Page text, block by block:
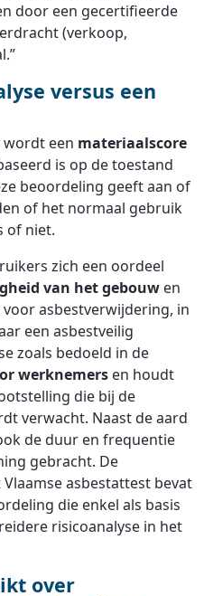
door een gecertifieerde
(verkoop,
versus een
wordt een materiaalscore
is op de toestand
beoordeling geeft aan of
of het normaal gebruik
of niet.
zich een oordeel
van het gebouw en
asbestverwijdering, in
een asbestveilig
zoals bedoeld in de
werknemers en houdt
die bij de
verwacht. Naast de aard
de duur en frequentie
gebracht. De
asbestattest bevat
die enkel als basis
risicoanalyse in het
over